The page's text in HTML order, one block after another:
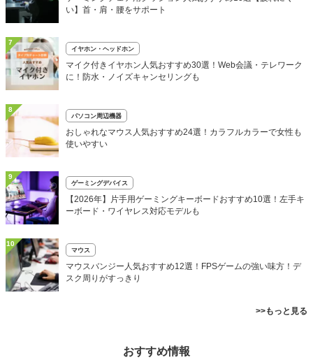
い】首・肩・腰をサポート
7
イヤホン・ヘッドホン
マイク付きイヤホン人気おすすめ30選！Web会議・テレワーク
に！防水・ノイズキャンセリングも
8
パソコン周辺機器
おしゃれなマウス人気おすすめ24選！カラフルカラーで女性も
使いやすい
9
ゲーミングデバイス
【2026年】片手用ゲーミングキーボードおすすめ10選！左手キ
ーボード・ワイヤレス対応モデルも
10
マウス
マウスバンジー人気おすすめ12選！FPSゲームの強い味方！デ
スク周りがすっきり
>>もっと見る
おすすめ情報